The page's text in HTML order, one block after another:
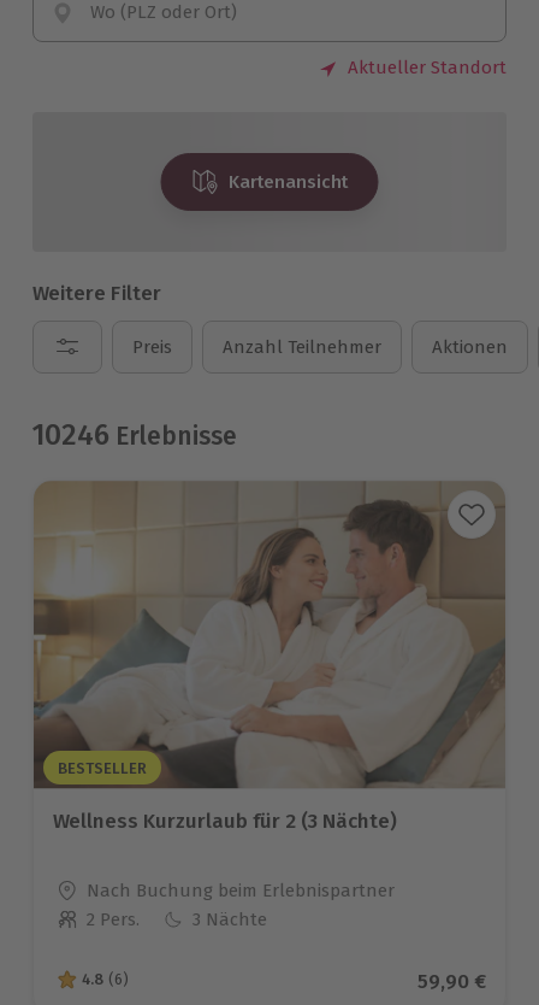
Wo (PLZ oder Ort)
Aktueller Standort
Kartenansicht
Weitere Filter
Preis Anzahl Teilnehmer Aktionen
10246 Erlebnisse
BESTSELLER
Wellness Kurzurlaub für 2 (3 Nächte)
Standort
Nach Buchung beim Erlebnispartner
Anzahl der Teilnehmer
2 Pers. 3 Nächte
4.8 von 5 Sternen basierend auf 6 Bewertungen
4.8 (6) Aktueller
59,90 €